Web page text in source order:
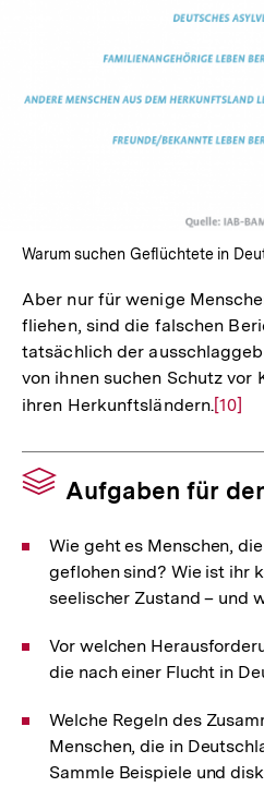
Warum suchen Geflüchtete in
Aber nur für wenige
fliehen, sind die falschen
tatsächlich der
von ihnen suchen Schutz vor
ihren Herkunftsländern.Zur
der
[10]
Aufgaben für
Wie geht es Menschen,
geflohen sind? Wie ist ihr
seelischer Zustand – und
Vor welchen
die nach einer Flucht in
Welche Regeln des
Menschen, die in
Sammle Beispiele und